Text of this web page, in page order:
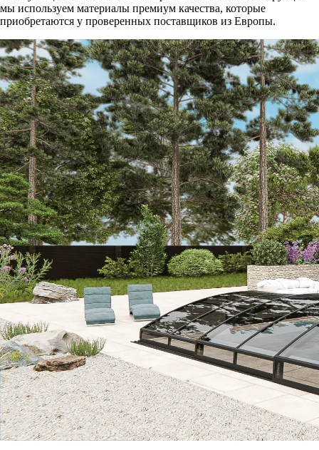
мы используем материалы премиум качества, которые
приобретаются у проверенных поставщиков из Европы.